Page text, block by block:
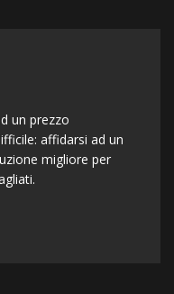
un prezzo
affidarsi ad un
migliore per